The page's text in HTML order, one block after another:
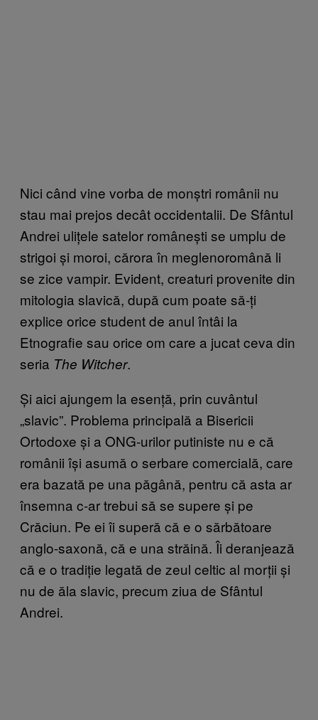
Nici când vine vorba de monștri românii nu
stau mai prejos decât occidentalii. De Sfântul
Andrei ulițele satelor românești se umplu de
strigoi și moroi, cărora în meglenoromână li
se zice vampir. Evident, creaturi provenite din
mitologia slavică, după cum poate să-ți
explice orice student de anul întâi la
Etnografie sau orice om care a jucat ceva din
seria The Witcher.
Și aici ajungem la esență, prin cuvântul
„slavic”. Problema principală a Bisericii
Ortodoxe și a ONG-urilor putiniste nu e că
românii își asumă o serbare comercială, care
era bazată pe una păgână, pentru că asta ar
însemna c-ar trebui să se supere și pe
Crăciun. Pe ei îi superă că e o sărbătoare
anglo-saxonă, că e una străină. Îi deranjează
că e o tradiție legată de zeul celtic al morții și
nu de ăla slavic, precum ziua de Sfântul
Andrei.